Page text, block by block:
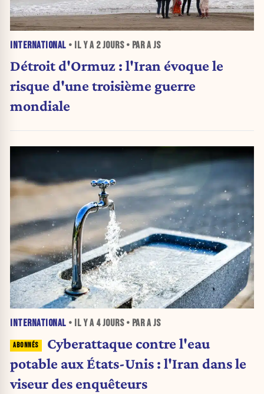
INTERNATIONAL • IL Y A 2 JOURS• PAR A JS
Détroit d'Ormuz : l'Iran évoque le
risque d'une troisième guerre
mondiale
INTERNATIONAL • IL Y A 4 JOURS• PAR A JS
Cyberattaque contre l'eau
potable aux États-Unis : l'Iran dans le
viseur des enquêteurs